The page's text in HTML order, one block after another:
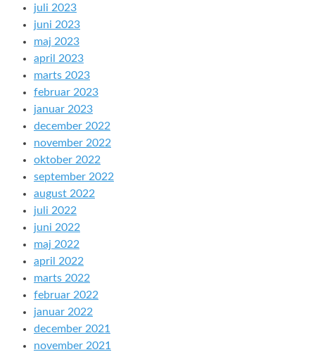
juli 2023
juni 2023
maj 2023
april 2023
marts 2023
februar 2023
januar 2023
december 2022
november 2022
oktober 2022
september 2022
august 2022
juli 2022
juni 2022
maj 2022
april 2022
marts 2022
februar 2022
januar 2022
december 2021
november 2021